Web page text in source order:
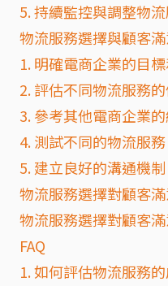
5. 持續監控與調整物
物流服務選擇與顧客
1. 明確電商企業的目
2. 評估不同物流服務
3. 參考其他電商企業
4. 測試不同的物流服務
5. 建立良好的溝通機制
物流服務選擇對顧客
物流服務選擇對顧客
FAQ
1. 如何評估物流服務